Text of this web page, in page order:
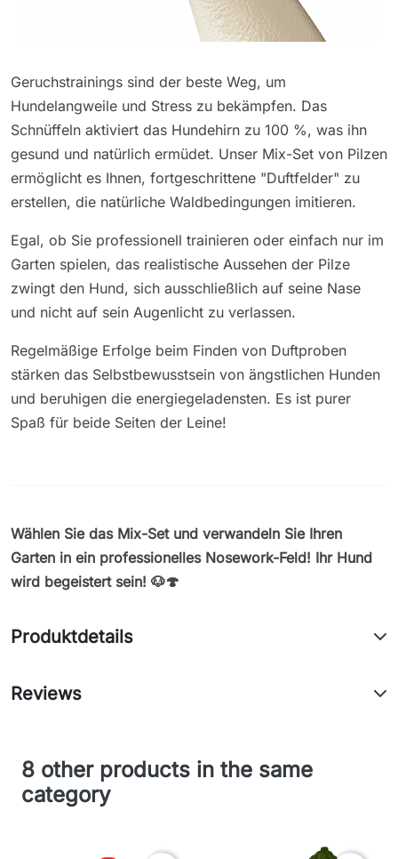
Geruchstrainings sind der beste Weg, um
Hundelangweile und Stress zu bekämpfen. Das
Schnüffeln aktiviert das Hundehirn zu 100 %, was ihn
gesund und natürlich ermüdet. Unser Mix-Set von Pilzen
ermöglicht es Ihnen, fortgeschrittene "Duftfelder" zu
erstellen, die natürliche Waldbedingungen imitieren.
Egal, ob Sie professionell trainieren oder einfach nur im
Garten spielen, das realistische Aussehen der Pilze
zwingt den Hund, sich ausschließlich auf seine Nase
und nicht auf sein Augenlicht zu verlassen.
Regelmäßige Erfolge beim Finden von Duftproben
stärken das Selbstbewusstsein von ängstlichen Hunden
und beruhigen die energiegeladensten. Es ist purer
Spaß für beide Seiten der Leine!
Wählen Sie das Mix-Set und verwandeln Sie Ihren
Garten in ein professionelles Nosework-Feld! Ihr Hund
wird begeistert sein! 🐶🍄
Produktdetails
Reviews
8 other products in the same
category